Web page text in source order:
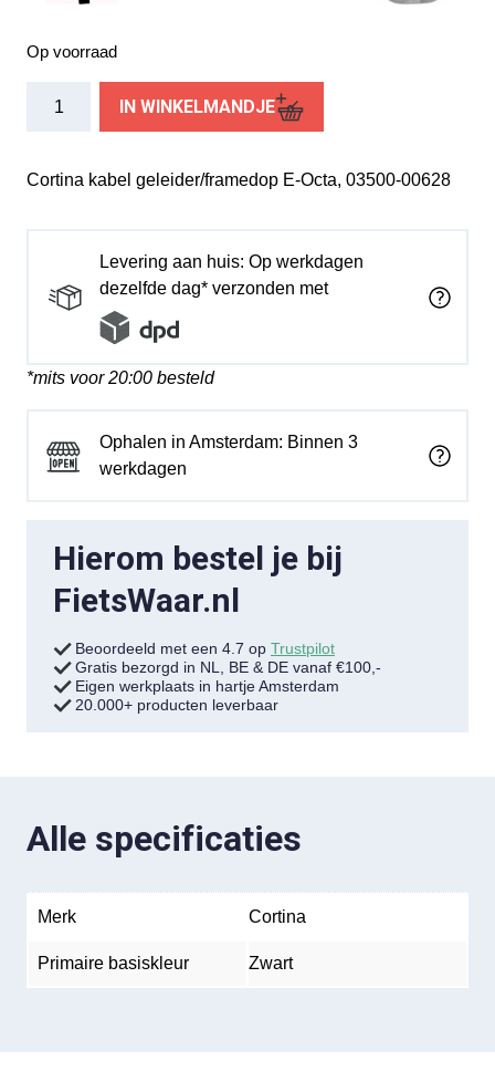
Op voorraad
frame
IN WINKELMANDJE
Cortina kabel geleider/framedop E-Octa, 03500-00628
Levering aan huis: Op werkdagen
dezelfde dag* verzonden met
*mits voor 20:00 besteld
Ophalen in Amsterdam: Binnen 3
werkdagen
Hierom bestel je bij
FietsWaar.nl
Beoordeeld met een 4.7 op Trustpilot
Gratis bezorgd in NL, BE & DE vanaf €100,-
Eigen werkplaats in hartje Amsterdam
20.000+ producten leverbaar
Alle specificaties
Merk Cortina
Primaire basiskleur Zwart